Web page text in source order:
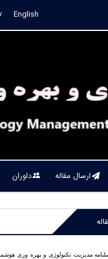
English
ارسال مقاله داوران
مدیریت تکنولوژی و بهره وری